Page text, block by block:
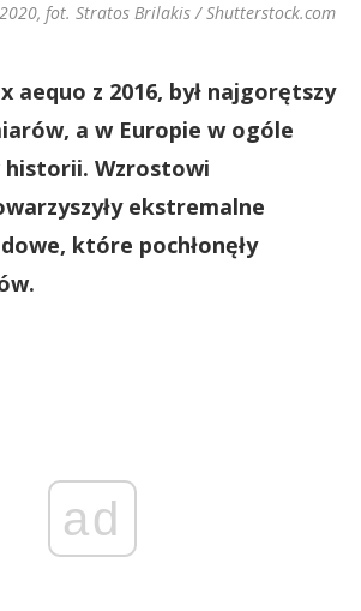
fot. Stratos Brilakis / Shutterstock.com
aequo z 2016, był najgorętszy
a w Europie w ogóle
Wzrostowi
ekstremalne
które pochłonęły
ad